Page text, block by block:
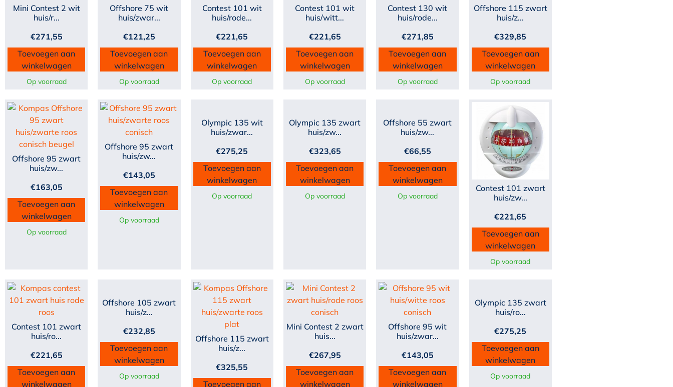
Op voorraad
Mini Contest 2 wit
huis/r...
€271,55
Toevoegen aan
winkelwagen
Op voorraad
Offshore 75 wit
huis/zwar...
€121,25
Toevoegen aan
winkelwagen
Op voorraad
Contest 101 wit
huis/rode...
€221,65
Toevoegen aan
winkelwagen
Op voorraad
Contest 101 wit
huis/witt...
€221,65
Toevoegen aan
winkelwagen
Op voorraad
Contest 130 wit
huis/rode...
€271,85
Toevoegen aan
winkelwagen
Op voorraad
Offshore 115 zwart
huis/z...
€329,85
Toevoegen aan
winkelwagen
Op voorraad
Offshore 95 zwart
huis/zw...
€163,05
Toevoegen aan
winkelwagen
Op voorraad
Offshore 95 zwart
huis/zw...
€143,05
Toevoegen aan
winkelwagen
Op voorraad
Olympic 135 wit
huis/zwar...
€275,25
Toevoegen aan
winkelwagen
Op voorraad
Olympic 135 zwart
huis/zw...
€323,65
Toevoegen aan
winkelwagen
Op voorraad
Offshore 55 zwart
huis/zw...
€66,55
Toevoegen aan
winkelwagen
Op voorraad
Contest 101 zwart
huis/zw...
€221,65
Toevoegen aan
winkelwagen
Contest 101 zwart
huis/ro...
€221,65
Toevoegen aan
winkelwagen
Op voorraad
Offshore 105 zwart
huis/z...
€232,85
Toevoegen aan
winkelwagen
Offshore 115 zwart
huis/z...
€325,55
Toevoegen aan
Mini Contest 2 zwart
huis...
€267,95
Toevoegen aan
winkelwagen
Offshore 95 wit
huis/zwar...
€143,05
Toevoegen aan
winkelwagen
Op voorraad
Olympic 135 zwart
huis/ro...
€275,25
Toevoegen aan
winkelwagen